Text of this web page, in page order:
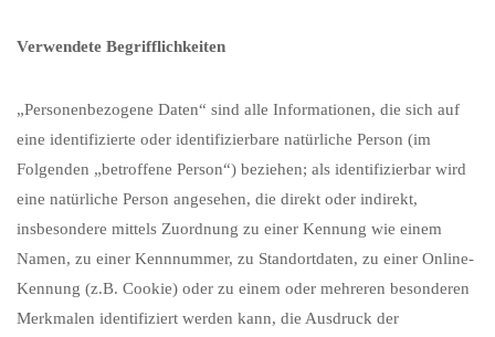
Verwendete Begrifflichkeiten
„Personenbezogene Daten“ sind alle Informationen, die sich auf
eine identifizierte oder identifizierbare natürliche Person (im
Folgenden „betroffene Person“) beziehen; als identifizierbar wird
eine natürliche Person angesehen, die direkt oder indirekt,
insbesondere mittels Zuordnung zu einer Kennung wie einem
Namen, zu einer Kennnummer, zu Standortdaten, zu einer Online-
Kennung (z.B. Cookie) oder zu einem oder mehreren besonderen
Merkmalen identifiziert werden kann, die Ausdruck der